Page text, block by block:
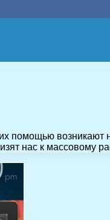
их помощью
нас к массовому